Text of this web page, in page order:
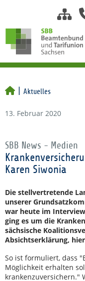
Aktuelles
13. Februar 2020
SBB News - Medien
Karen Siwonia
Die stellvertretende
unserer
war heute im
ging es um die
sächsische
Absichtserklärung,
So ist formuliert, dass
Möglichkeit erhalten
krankenzuversichern."